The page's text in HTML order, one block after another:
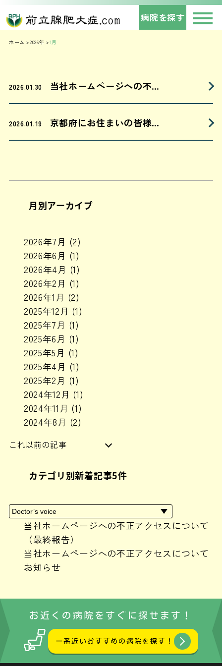
病院を探す
ホーム 2026年 1月
2026.01.30 当社ホームページへの不…
2026.01.19 京都府にお住まいの皆様…
月別アーカイブ
2026年7月 (2)
2026年6月 (1)
2026年4月 (1)
2026年2月 (1)
2026年1月 (2)
2025年12月 (1)
2025年7月 (1)
2025年6月 (1)
2025年5月 (1)
2025年4月 (1)
2025年2月 (1)
2024年12月 (1)
2024年11月 (1)
2024年8月 (2)
これ以前の記事
2024年4月(1)
2024年2月(3)
2024年1月 (2)
2023年10月(1)
2023年9月 (1)
2023年8月
2023年3月(1)
2023年2月
2023年1月(2)
2022年12月(4)
カテゴリ別新着記事5件
当社ホームページへの不正アクセスについて
（最終報告）
当社ホームページへの不正アクセスについて
お知らせ
お近くの病院をすぐに探せます！
一番近いおすすめの病院を探す！